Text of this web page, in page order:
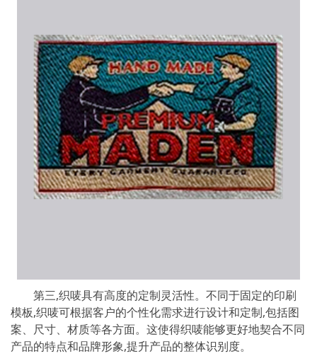
第三,织唛具有高度的定制灵活性。不同于固定的印刷
模板,织唛可根据客户的个性化需求进行设计和定制,包括图
案、尺寸、材质等各方面。这使得织唛能够更好地契合不同
产品的特点和品牌形象,提升产品的整体识别度。